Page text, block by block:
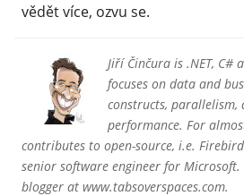
vědět více, ozvu se.
Jiří Činčura is .NET, C#
focuses on data and
constructs, parallelism,
performance. For
contributes to open-source, i.e.
senior software engineer for
blogger at www.tabsoverspaces.com.